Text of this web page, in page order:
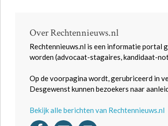
Over Rechtennieuws.nl
Rechtennieuws.nl is een informatie portal
worden (advocaat-stagaires, kandidaat-
Op de voorpagina wordt, gerubriceerd in
Desgewenst kunnen bezoekers naar
Bekijk alle berichten van Rechtennieuws.nl